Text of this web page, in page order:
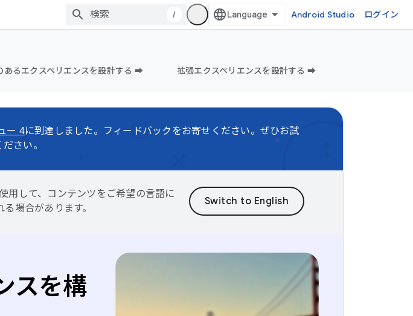
/ Android Studio ログイン
あるエクスペリエンスを設計する ➡️ 拡張エクスペリエンスを設計する ➡️
ー 4に到達しました。フィードバックをお寄せください。ぜひお試
さい。
用して、コンテンツをご希望の言語に
場合があります。
スを構